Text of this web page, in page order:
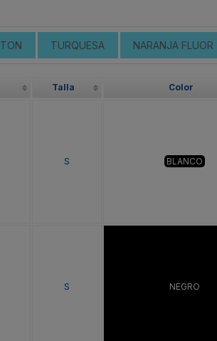
TURQUESA NARANJA FLUOR
Talla Color
S BLANCO
S NEGRO